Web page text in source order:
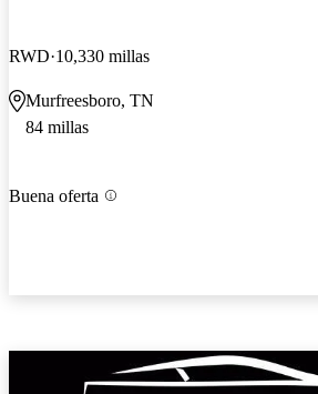
RWD 10,330 millas
Murfreesboro, TN
84 millas
Buena oferta